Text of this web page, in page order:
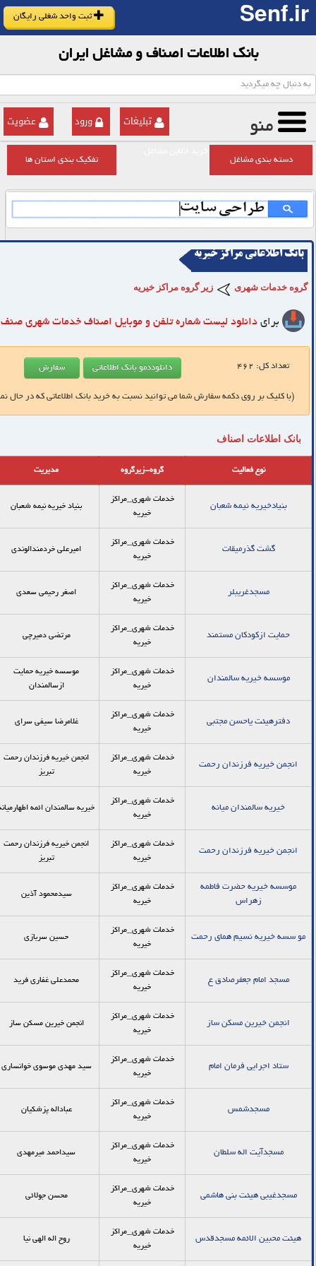
Senf.ir ثبت واحد شغلی رایگان
بانک اطلاعات اصناف و مشاغل ایران
منو عضویت ورود تبلیغات
دسته بندی مشاغل
تفکیک بندی استان ها
بانک اطلاعاتی مراکز خیریه
گروه خدمات شهری زیر گروه مراکز خیریه
برای دانلود لیست شماره تلفن و موبایل اصناف خدمات شهری صنف
تعداد کل: 462
(با کلیک بر روی دکمه سفارش شما می توانید نسبت به خرید بانک اطلاعاتی که در حال
بانک اطلاعات اصناف
نوع فعالیت گروه-زیرگروه مدیریت
بنیادخیریه نیمه شعبان
خدمات شهری_مراکز
خیریه
بنیاد خیریه نیمه شعبان
گشت گذرمیقات
خدمات شهری_مراکز
خیریه
امیرعلی خردمندالوندی
مسجدغریبلر
خدمات شهری_مراکز
خیریه
اصغر رحیمی سعدی
حمایت ازکودکان مستمند
خدمات شهری_مراکز
خیریه
مرتضی دمیرچی
موسسه خیریه سالمندان
خدمات شهری_مراکز
خیریه
موسسه خیریه حمایت
ازسالمندان
دفترهیئت یاحسن مجتبی
خدمات شهری_مراکز
خیریه
غلامرضا سیفی سرای
انجمن خیریه فرزندان رحمت
خدمات شهری_مراکز
خیریه
انجمن خیریه فرزندان رحمت
تبریز
خیریه سالمندان میانه
خدمات شهری_مراکز
خیریه
خیریه سالمندان ائمه
انجمن خیریه فرزندان رحمت
خدمات شهری_مراکز
خیریه
انجمن خیریه فرزندان رحمت
تبریز
موسسه خیریه حضرت فاطمه
زهراس
خدمات شهری_مراکز
خیریه
سیدمحمود آذین
مو سسه خیریه نسیم همای رحمت
خدمات شهری_مراکز
خیریه
حسین سربازی
مسجد امام جعفرصادق ع
خدمات شهری_مراکز
خیریه
محمدعلی غفاری فرید
انجمن خیرین مسکن ساز
خدمات شهری_مراکز
خیریه
انجمن خیرین مسکن ساز
ستاد اجرایی فرمان امام
خدمات شهری_مراکز
خیریه
سید مهدی موسوی خوانساری
مسجدشمس
خدمات شهری_مراکز
خیریه
عباداله پزشکیان
مسجدآیت اله سلطان
خدمات شهری_مراکز
خیریه
سیداحمد میرمهدی
مسجدغیبی هیئت بنی هاشمی
خدمات شهری_مراکز
خیریه
محسن جولائی
هیئت محبین الائمه مسجدقدس
خدمات شهری_مراکز
خیریه
روح اله الهی نیا